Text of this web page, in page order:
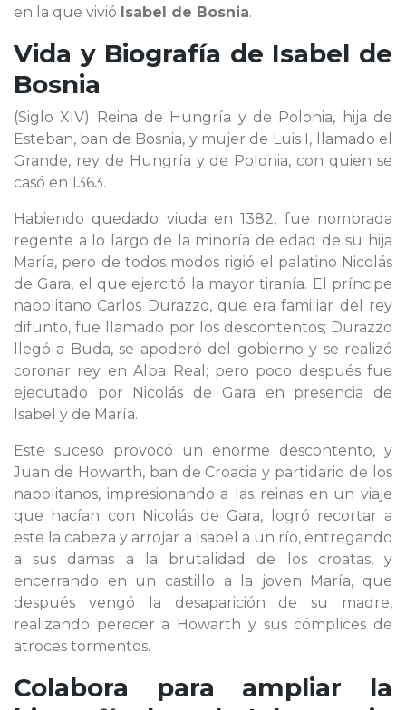
en la que vivió Isabel de Bosnia.
Vida y Biografía de Isabel de
Bosnia
(Siglo XIV) Reina de Hungría y de Polonia, hija de
Esteban, ban de Bosnia, y mujer de Luis I, llamado el
Grande, rey de Hungría y de Polonia, con quien se
casó en 1363.
Habiendo quedado viuda en 1382, fue nombrada
regente a lo largo de la minoría de edad de su hija
María, pero de todos modos rigió el palatino Nicolás
de Gara, el que ejercitó la mayor tiranía. El príncipe
napolitano Carlos Durazzo, que era familiar del rey
difunto, fue llamado por los descontentos; Durazzo
llegó a Buda, se apoderó del gobierno y se realizó
coronar rey en Alba Real; pero poco después fue
ejecutado por Nicolás de Gara en presencia de
Isabel y de María.
Este suceso provocó un enorme descontento, y
Juan de Howarth, ban de Croacia y partidario de los
napolitanos, impresionando a las reinas en un viaje
que hacían con Nicolás de Gara, logró recortar a
este la cabeza y arrojar a Isabel a un río, entregando
a sus damas a la brutalidad de los croatas, y
encerrando en un castillo a la joven María, que
después vengó la desaparición de su madre,
realizando perecer a Howarth y sus cómplices de
atroces tormentos.
Colabora para ampliar la